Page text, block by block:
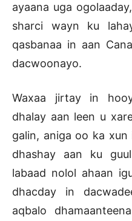
ayaana uga
sharci wayn ku
qasbanaa in aan
dacwoonayo.
Waxaa jirtay in
dhalay aan leen u
galin, aniga oo ka
dhashay aan ku
labaad nolol ahaan
dhacday in
aqbalo